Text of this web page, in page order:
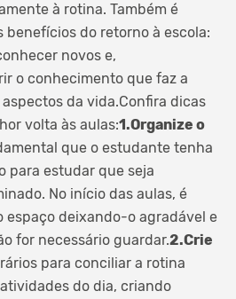
à rotina. Também é
do retorno à escola:
novos e,
o conhecimento que faz a
da vida.Confira dicas
volta às aulas:1.Organize o
que o estudante tenha
para estudar que seja
No início das aulas, é
espaço deixando-o agradável e
for necessário guardar.2.Crie
para conciliar a rotina
do dia, criando